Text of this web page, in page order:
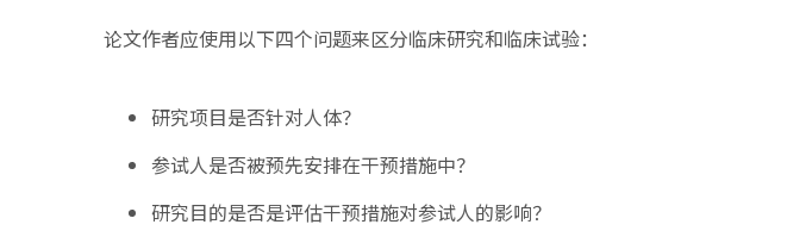
论文作者应使用以下四个问题来区分临床研究和临床试验：
研究项目是否针对人体？
参试人是否被预先安排在干预措施中？
研究目的是否是评估干预措施对参试人的影响？